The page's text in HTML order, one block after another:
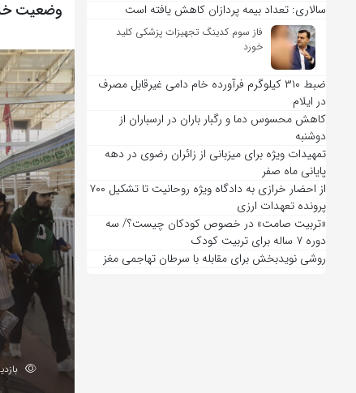
سالاری: تعداد بیمه پردازان کاهش یافته است
فاز سوم کدینگ تجهیزات پزشکی کلید
خورد
ضبط ۳۱۰ کیلوگرم فرآورده خام دامی غیرقابل مصرف
در ایلام
کاهش محسوس دما و رگبار باران در ارسباران از
دوشنبه
تمهیدات ویژه برای میزبانی از زائران رضوی در دهه
پایانی ماه صفر
از احضار خرازی به دادگاه ویژه روحانیت تا تشکیل ۷۰۰
پرونده تعهدات ارزی
«تربیت صامت» در خصوص کودکان چیست؟/ سه
دوره ۷ ساله برای تربیت کودک
روشی نویدبخش برای مقابله با سرطان تهاجمی مغز
وضعیت
بازدید